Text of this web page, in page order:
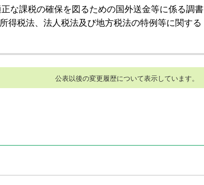
な課税の確保を図るための国外送金等に係る調書
得税法、法人税法及び地方税法の特例等に関する
公表以後の変更履歴について表示しています。